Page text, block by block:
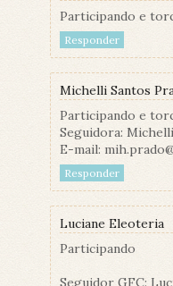
Participando e
Responder
Michelli Santos
Participando e
Seguidora:
E-mail:
Responder
Luciane Eleoteria
Participando
Seguidor GFC: